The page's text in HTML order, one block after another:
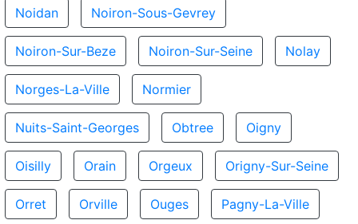
Noidan Noiron-Sous-Gevrey
Noiron-Sur-Beze Noiron-Sur-Seine Nolay
Norges-La-Ville Normier
Nuits-Saint-Georges Obtree Oigny
Oisilly Orain Orgeux Origny-Sur-Seine
Orret Orville Ouges Pagny-La-Ville